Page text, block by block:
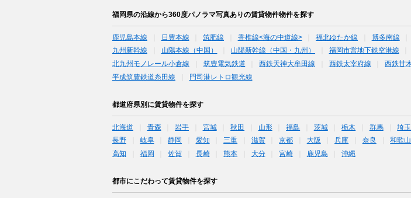
福岡県の沿線から360度パノラマ写真ありの賃貸物件物件を探す
鹿児島本線 日豊本線 筑肥線 香椎線<海の中道線> 福北ゆたか線 博多南線
九州新幹線
山陽本線（中国） 山陽新幹線（中国・九州） 福岡市営地下鉄空港線
北九州モノレール小倉線
筑豊電気鉄道 西鉄天神大牟田線 西鉄太宰府線 西鉄甘
平成筑豊鉄道糸田線
門司港レトロ観光線
都道府県別に賃貸物件を探す
北海道 青森 岩手 宮城 秋田 山形 福島 茨城 栃木 群馬 埼玉
長野
岐阜 静岡 愛知 三重 滋賀 京都 大阪 兵庫 奈良 和歌山
高知
福岡 佐賀 長崎 熊本 大分 宮崎 鹿児島 沖縄
都市にこだわって賃貸物件を探す